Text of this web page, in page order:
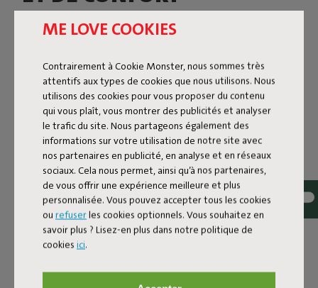
ME LOVE COOKIES
Contrairement à Cookie Monster, nous sommes très
attentifs aux types de cookies que nous utilisons. Nous
utilisons des cookies pour vous proposer du contenu
qui vous plaît, vous montrer des publicités et analyser
le trafic du site. Nous partageons également des
informations sur votre utilisation de notre site avec
nos partenaires en publicité, en analyse et en réseaux
sociaux. Cela nous permet, ainsi qu’à nos partenaires,
de vous offrir une expérience meilleure et plus
personnalisée. Vous pouvez accepter tous les cookies
ou refuserles cookies optionnels. Vous souhaitez en
savoir plus ? Lisez-en plus dans notre politique de
cookies ici.
Fatboy et Miffy unissent leurs forces pour une nouvelle
aventure. Ensemble, ils présentent une collection
fusionnent avec l’univers imaginatif de Miffy de
Dick Bruna. Une histoire colorée pour les petits et les
grands, riche en nostalgie et en designs intemporels qui
dureront pendant des années. Tout comme Miffy.
Le célèbre petit lapin s’associe aux pièces emblématiques
de Fatboy pour créer une collection feel‑good qui
illuminera instantanément ton intérieur. Que tu
aménages une chambre d’enfant, ajoutes une touche
ludique à ton salon, ou que tu sois simplement un fan
inconditionnel de Miffy. Cette collection célèbre leurs
racines communes aux Pays‑Bas et un amour partagé
pour le design audacieux qui fait naître un sourire. Le
confort et caractère d’une manière familière mais